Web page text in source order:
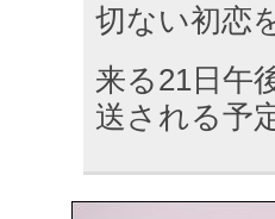
切ない初恋
来る21日午
送される予